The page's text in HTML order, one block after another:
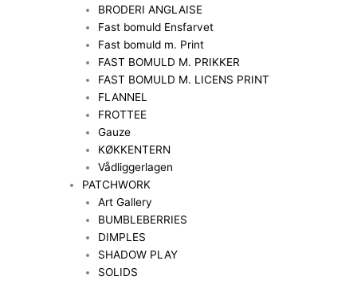
BRODERI ANGLAISE
Fast bomuld Ensfarvet
Fast bomuld m. Print
FAST BOMULD M. PRIKKER
FAST BOMULD M. LICENS PRINT
FLANNEL
FROTTEE
Gauze
KØKKENTERN
Vådliggerlagen
PATCHWORK
Art Gallery
BUMBLEBERRIES
DIMPLES
SHADOW PLAY
SOLIDS